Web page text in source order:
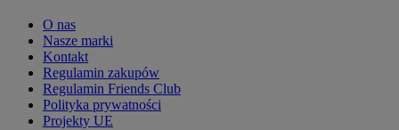
O nas
Nasze marki
Kontakt
Regulamin zakupów
Regulamin Friends Club
Polityka prywatności
Projekty UE